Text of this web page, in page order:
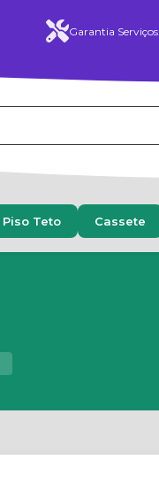
Garantia Serviços
Piso Teto Cassete